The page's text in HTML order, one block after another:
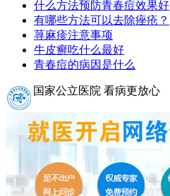
什么方法预防青春痘效果好
有哪些方法可以去除痤疮？
荨麻疹注意事项
牛皮癣吃什么最好
青春痘的病因是什么
国家公立医院 看病更放心